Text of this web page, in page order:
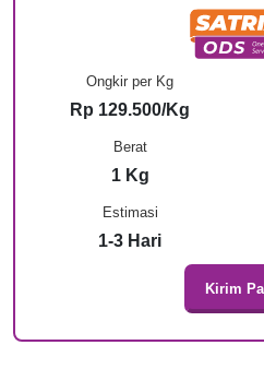
Ongkir per Kg
Rp 129.500/Kg
Berat
1 Kg
Estimasi
1-3 Hari
Kirim